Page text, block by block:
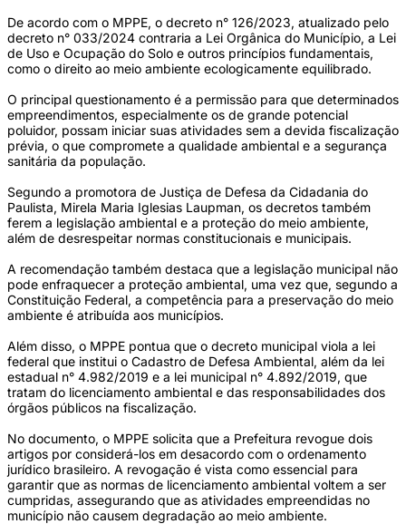
De acordo com o MPPE, o decreto n° 126/2023, atualizado pelo
decreto n° 033/2024 contraria a Lei Orgânica do Município, a Lei
de Uso e Ocupação do Solo e outros princípios fundamentais,
como o direito ao meio ambiente ecologicamente equilibrado.
O principal questionamento é a permissão para que determinados
empreendimentos, especialmente os de grande potencial
poluidor, possam iniciar suas atividades sem a devida fiscalização
prévia, o que compromete a qualidade ambiental e a segurança
sanitária da população.
Segundo a promotora de Justiça de Defesa da Cidadania do
Paulista, Mirela Maria Iglesias Laupman, os decretos também
ferem a legislação ambiental e a proteção do meio ambiente,
além de desrespeitar normas constitucionais e municipais.
A recomendação também destaca que a legislação municipal não
pode enfraquecer a proteção ambiental, uma vez que, segundo a
Constituição Federal, a competência para a preservação do meio
ambiente é atribuída aos municípios.
Além disso, o MPPE pontua que o decreto municipal viola a lei
federal que institui o Cadastro de Defesa Ambiental, além da lei
estadual n° 4.982/2019 e a lei municipal n° 4.892/2019, que
tratam do licenciamento ambiental e das responsabilidades dos
órgãos públicos na fiscalização.
No documento, o MPPE solicita que a Prefeitura revogue dois
artigos por considerá-los em desacordo com o ordenamento
jurídico brasileiro. A revogação é vista como essencial para
garantir que as normas de licenciamento ambiental voltem a ser
cumpridas, assegurando que as atividades empreendidas no
município não causem degradação ao meio ambiente.